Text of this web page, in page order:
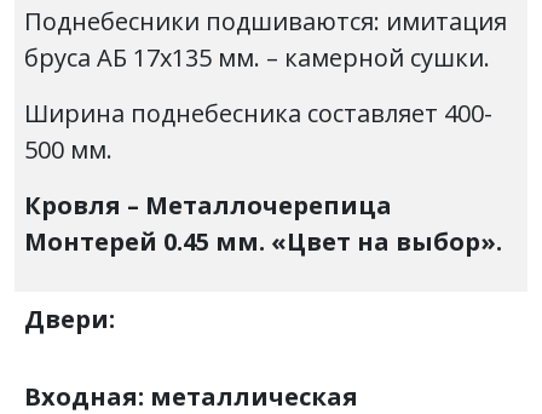
Поднебесники подшиваются: имитация
бруса АБ 17х135 мм. – камерной сушки.
Ширина поднебесника составляет 400-
500 мм.
Кровля – Металлочерепица
Монтерей 0.45 мм. «Цвет на выбор».
Двери:
Входная: металлическая